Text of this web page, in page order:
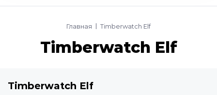
Главная Timberwatch Elf
Timberwatch Elf
Timberwatch Elf